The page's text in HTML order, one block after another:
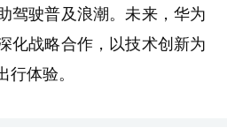
驾驶普及浪潮。未来，华为
化战略合作，以技术创新为
行体验。